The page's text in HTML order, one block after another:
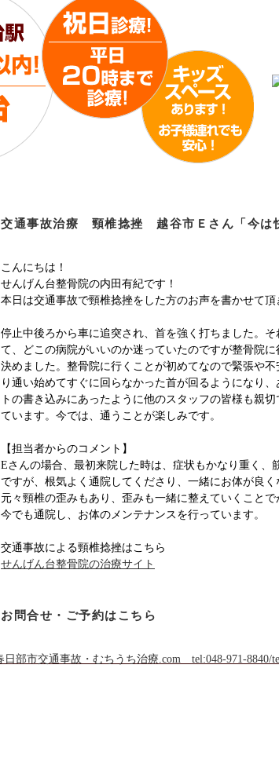
交通事故治療 頸椎捻挫 越谷市Ｅさん「今は
こんにちは！
せんげん台整骨院の内田有紀です！
本日は交通事故で頸椎捻挫をした方のお声を書かせて頂
停止中後ろから車に追突され、首を強く打ちました。
て、どこの病院がいいのか迷っていたのですが整骨院
決めました。整骨院に行くことが初めてなので緊張や
り通い始めてすぐに回らなかった首が回るようになり
トの書き込みにあったように他のスタッフの皆様も親
ています。今では、通うことが楽しみです。
【担当者からのコメント】
Eさんの場合、最初来院した時は、症状もかなり重く、
ですが、根気よく通院してくださり、一緒にお体が良く
元々頸椎の歪みもあり、歪みも一緒に整えていくことで
今でも通院し、お体のメンテナンスを行っています。
交通事故による頸椎捻挫はこちら
せんげん台整骨院の治療サイト
お問合せ・ご予約はこちら